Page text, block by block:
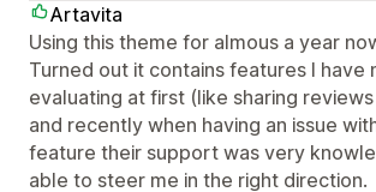
Artavita
Using this theme for almous a year
Turned out it contains features I have
evaluating at first (like sharing
and recently when having an issue
feature their support was very
able to steer me in the right direction.